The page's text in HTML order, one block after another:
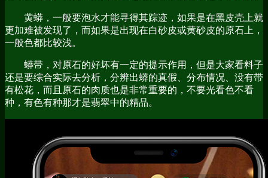
黄蟒，一般要泡水才能寻得其踪迹，如果是在黑皮壳上就
更加难被发现了，而如果是出现在白砂皮或黄砂皮的原石上，
一般色都比较浅。
蟒带，对原石的好坏有一定的提示作用，但是大家看料子
还是要综合实际去分析，分辨出蟒的真假、分布情况、没有带
有松花，而且原石的肉质也是非常重要的，不要光看色不看
种，有色有种那才是翡翠中的精品。